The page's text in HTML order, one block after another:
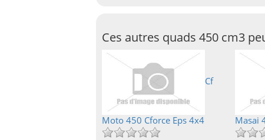
Ces autres quads 450 cm3
Cf
Moto 450 Cforce Eps 4x4 Masai